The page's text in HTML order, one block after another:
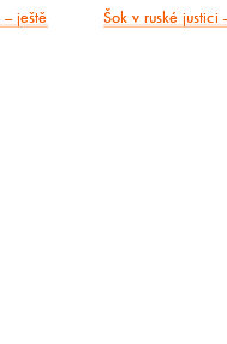
ještě
Šok v ruské